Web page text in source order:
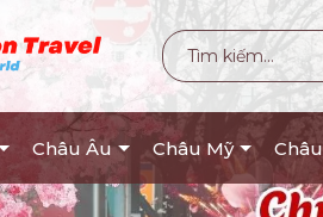
Châu Âu Châu Mỹ